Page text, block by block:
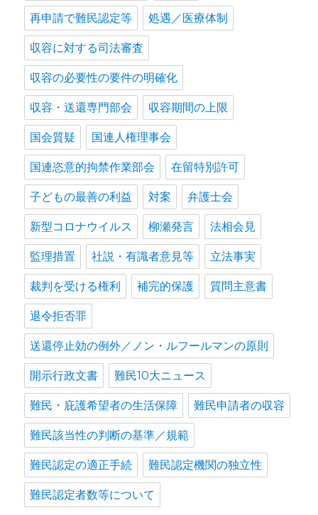
再申請で難民認定等 処遇／医療体制
収容に対する司法審査
収容の必要性の要件の明確化
収容・送還専門部会 収容期間の上限
国会質疑 国連人権理事会
国連恣意的拘禁作業部会 在留特別許可
子どもの最善の利益 対案 弁護士会
新型コロナウイルス 柳瀬発言 法相会見
監理措置 社説・有識者意見等 立法事実
裁判を受ける権利 補完的保護 質問主意書
退令拒否罪
送還停止効の例外／ノン・ルフールマンの原則
開示行政文書 難民10大ニュース
難民・庇護希望者の生活保障 難民申請者の収容
難民該当性の判断の基準／規範
難民認定の適正手続 難民認定機関の独立性
難民認定者数等について